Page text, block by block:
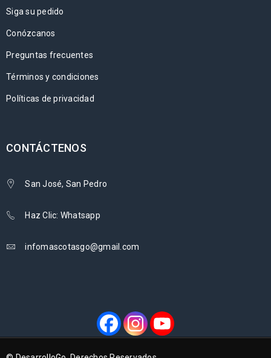
Siga su pedido
Conózcanos
Preguntas frecuentes
Términos y condiciones
Políticas de privacidad
CONTÁCTENOS
San José, San Pedro
Haz Clic: Whatsapp
infomascotasgo@gmail.com